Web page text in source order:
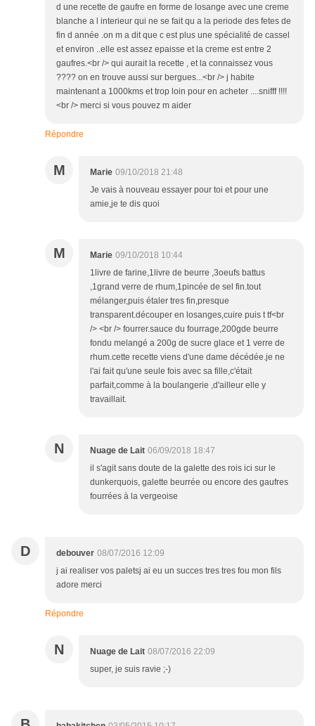
d une recette de gaufre en forme de losange avec une creme
blanche a l interieur qui ne se fait qu a la periode des fetes de
fin d année .on m a dit que c est plus une spécialité de cassel
et environ ..elle est assez epaisse et la creme est entre 2
gaufres.<br /> qui aurait la recette , et la connaissez vous
???? on en trouve aussi sur bergues...<br /> j habite
maintenant a 1000kms et trop loin pour en acheter ....snifff !!!!
<br /> merci si vous pouvez m aider
Répondre
M Marie 09/10/2018 21:48
Je vais à nouveau essayer pour toi et pour une
amie,je te dis quoi
M Marie 09/10/2018 10:44
1livre de farine,1livre de beurre ,3oeufs battus
,1grand verre de rhum,1pincée de sel fin.tout
mélanger,puis étaler tres fin,presque
transparent.découper en losanges,cuire puis t tf<br
/> <br /> fourrer.sauce du fourrage,200gde beurre
fondu melangé a 200g de sucre glace et 1 verre de
rhum.cette recette viens d'une dame décédée.je ne
l'ai fait qu'une seule fois avec sa fille,c'était
parfait,comme à la boulangerie ,d'ailleur elle y
travaillait.
N Nuage de Lait 06/09/2018 18:47
il s'agit sans doute de la galette des rois ici sur le
dunkerquois, galette beurrée ou encore des gaufres
fourrées à la vergeoise
D debouver 08/07/2016 12:09
j ai realiser vos paletsj ai eu un succes tres tres fou mon fils
adore merci
Répondre
N Nuage de Lait 08/07/2016 22:09
super, je suis ravie ;-)